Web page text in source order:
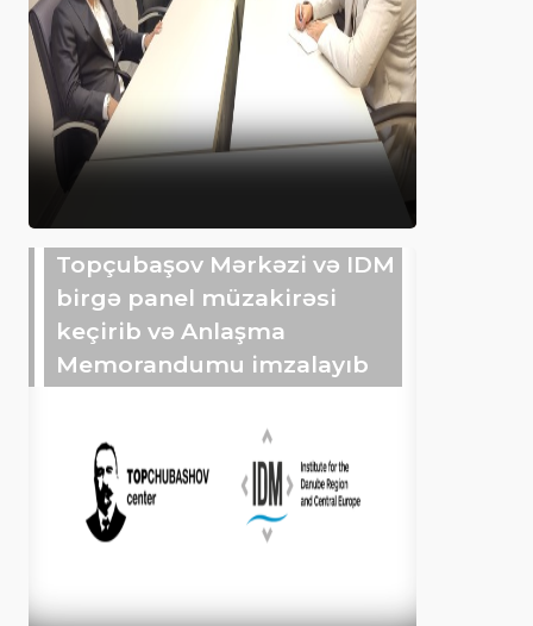
Topçubaşov Mərkəzi və IDM
birgə panel müzakirəsi
keçirib və Anlaşma
Memorandumu imzalayıb